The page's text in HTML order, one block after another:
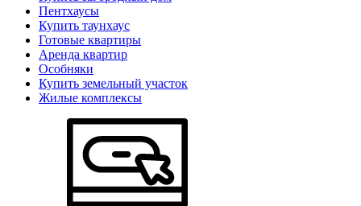
Пентхаусы
Купить таунхаус
Готовые квартиры
Аренда квартир
Особняки
Купить земельный участок
Жилые комплексы